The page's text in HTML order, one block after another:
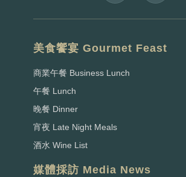
美食饗宴 Gourmet Feast
商業午餐 Business Lunch
午餐 Lunch
晚餐 Dinner
宵夜 Late Night Meals
酒水 Wine List
媒體採訪 Media News